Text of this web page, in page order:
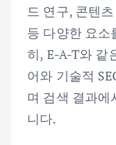
드 연구, 콘텐
등 다양한 요소
히, E-A-T와 같
어와 기술적
며 검색 결과에
니다.